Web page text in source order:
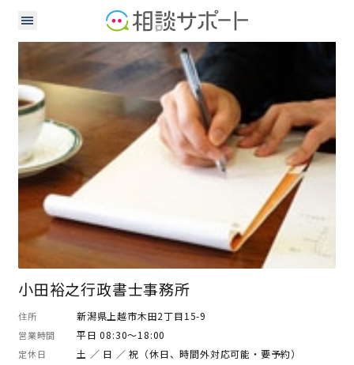
小田裕之行政書士事務所
住所 新潟県上越市木田2丁目15-9
営業時間 平日 08:30～18:00
定休日 土 ／ 日 ／ 祝（休日、時間外対応可能・要予約）